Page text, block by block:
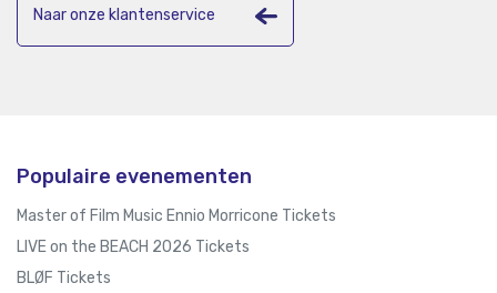
Naar onze klantenservice
Populaire evenementen
Master of Film Music Ennio Morricone Tickets
LIVE on the BEACH 2026 Tickets
BLØF Tickets